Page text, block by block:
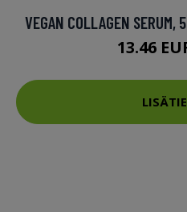
VEGAN COLLAGEN SERUM,
13.46